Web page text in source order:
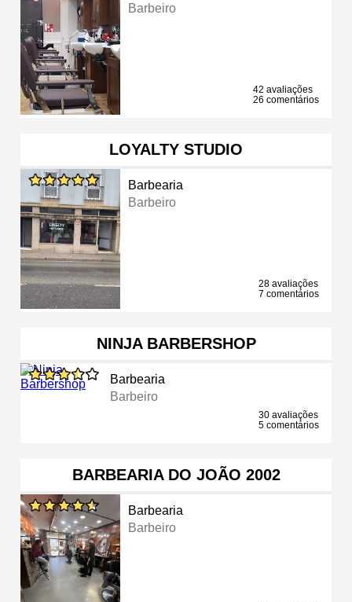
Barbeiro
42 avaliações
26 comentários
LOYALTY STUDIO
Barbearia
Barbeiro
28 avaliações
7 comentários
NINJA BARBERSHOP
Barbearia
Barbeiro
30 avaliações
5 comentários
BARBEARIA DO JOÃO 2002
Barbearia
Barbeiro